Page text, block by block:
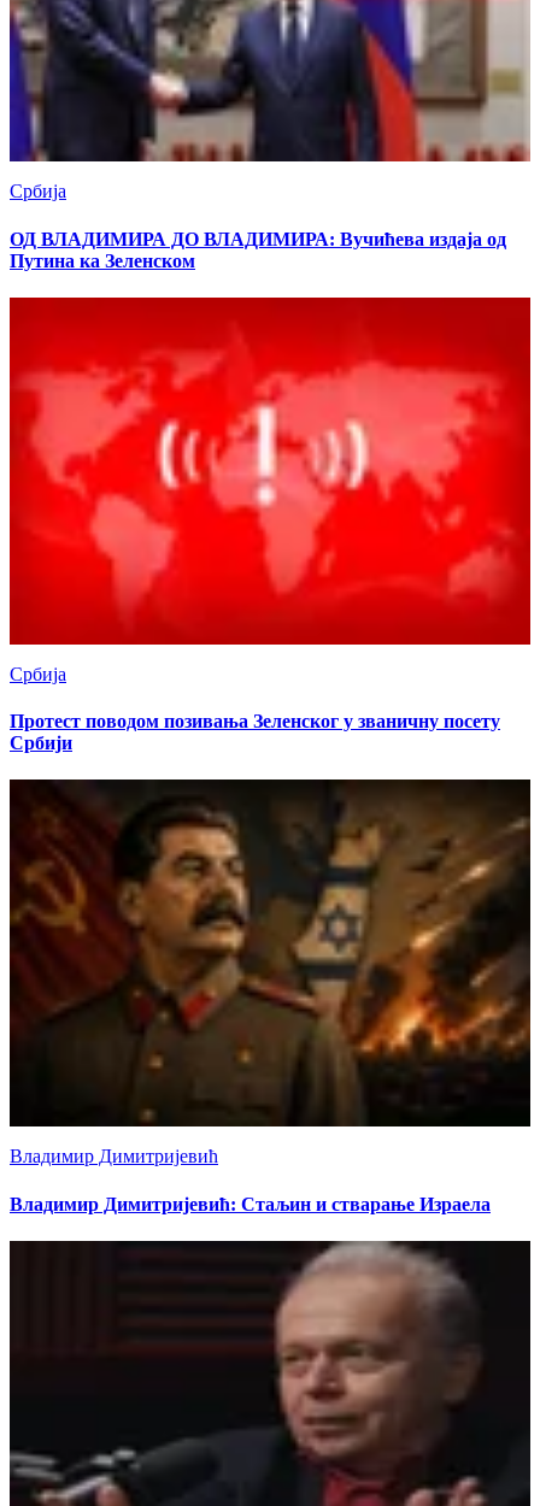
Србија
ОД ВЛАДИМИРА ДО ВЛАДИМИРА: Вучићева издаја од
Путина ка Зеленском
Србија
Протест поводом позивања Зеленског у званичну посету
Србији
Владимир Димитријевић
Владимир Димитријевић: Стаљин и стварање Израела